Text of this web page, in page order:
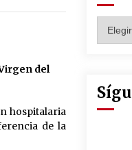
deja
en
del
hospitalaria
de la